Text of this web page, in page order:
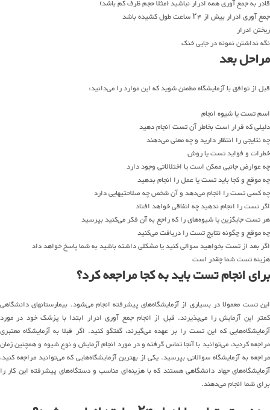
قادر به جمع آوری همه ادرار نباشید (مثلا حجم ظرف کم باشد)
جمع آوری ادرار بیش از ۲۴ ساعت طول کشیده باشد
ریختن ادرار
نگه نداشتن نمونه در جایی خنک
مراحل بعد
قبل از توافق با آزمایشگاه مطمئن شوید که این موارد را می‌دانید:
اسم تست یا شیوه انجام
دلیلی که قرار است بخاطر آن تست انجام دهید
چه نتایجی را انتظار دارید و چه معنی می‌دهند
خطرات و فواید تست یا روش
چه عوارض جانبی ممکن است یا اختلالاتی وجود دارد
چه موقع و کجا باید تست یا عمل را انجام بدهید
چه کسی تست را انجام می‌دهد و آن شخص چه صلاحتیهایی دارد
اگر تست را انجام ندهید چه اتفاقی خواهد افتاد
هر تست جایگزین یا شیوه‌های را که راجع به آن فکر می‌کنید بپرسید
چه موقع و چگونه نتایج تست را دریافت می‌کنید
اگر بعد از تست بخواهید سوالی کنید یا مشکلی داشته باشید به شما پاسخ خواهد داد
هزینه تست شما چقدر است
برای انجام تست باید به کجا مراجعه کرد؟
این تست معمولا در بسیاری از آزمایشگاه‌های پیشرفته انجام می‌شود. بیمارستانهای دانشگاهی
کمتر این آزمایش را می‌پذیرند. قبل از انجام جمع آوری ادرار ابتدا با پزشک خود در مورد
آزمایشگاه‌هایی که این تست را بر عهده می‌گیرند، گفتگو کنید. اگر قبلا به آزمایشگاه معتبری
مراجعه کردید، می‌توانید با آنجا تماس گرفته و در مورد انجام آزمایش و نوع شیوه و همچنین زمان
مراجعه به آزمایشگاه سوالاتی بپرسید. یکی از بهترین آزمایشگاه‌هایی که می‌توانید مراجعه کنید،
آزمایشگاه‌های جهاد دانشگاهی هستند که با هزینه‌ای مناسب و دستگاه‌های پیشرفته این کار را
برای شما انجام می‌دهند.